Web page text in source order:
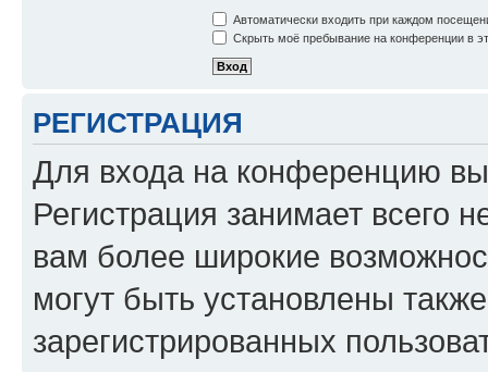
Автоматически входить при каждом
Скрыть моё пребывание на конференции в
РЕГИСТРАЦИЯ
Для входа на конференцию
Регистрация занимает всего
вам более широкие
могут быть установлены
зарегистрированных